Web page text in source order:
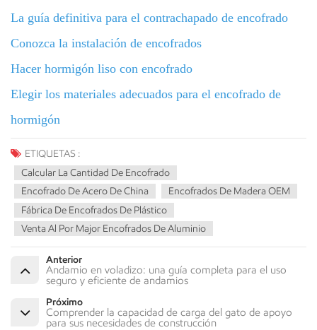
La guía definitiva para el contrachapado de encofrado
Conozca la instalación de encofrados
Hacer hormigón liso con encofrado
Elegir los materiales adecuados para el encofrado de
hormigón
ETIQUETAS :
Calcular La Cantidad De Encofrado
Encofrado De Acero De China
Encofrados De Madera OEM
Fábrica De Encofrados De Plástico
Venta Al Por Major Encofrados De Aluminio
Anterior
Andamio en voladizo: una guía completa para el uso
seguro y eficiente de andamios
Próximo
Comprender la capacidad de carga del gato de apoyo
para sus necesidades de construcción